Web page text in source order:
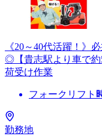
《20～40代活躍！》
◎【貴志駅より車で約
荷受け作業
フォークリフト
勤務地